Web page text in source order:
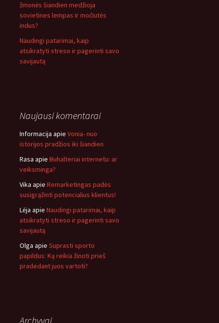
žmonės šiandien medžioja
sovietines lempas ir močiutės
indus?
Naudingi patarimai, kaip
atsikratyti streso ir pagerinti savo
savijautą
Naujausi komentarai
Informacija apie Vonia- nuo
istorijos pradžios iki šiandien
Rasa apie Buhalteriai internetu: ar
veiksminga?
Vika apie Remarketingas padės
susigrąžinti potencialius klientus!
Lėja apie Naudingi patarimai, kaip
atsikratyti streso ir pagerinti savo
savijautą
Olga apie Suprasti sporto
papildus: Ką reikia žinoti prieš
pradedant juos vartoti?
Archyvai